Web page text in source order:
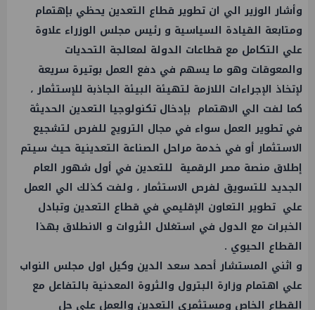
وأشار الوزير الي ان تطوير قطاع التعدين يحظي بإهتمام
ومتابعة القيادة السياسية و رئيس مجلس الوزراء علاوة
علي التكامل مع قطاعات الدولة لمعالجة التحديات
والمعوقات وهو ما يسهم في دفع العمل بوتيرة سريعة
لإتخاذ الإجراءات اللازمة لتهيئة البيئة الجاذبة للإستثمار ،
كما لفت الي الاهتمام بإدخال تكنولوجيا التعدين الحديثة
في تطوير العمل سواء في مجال الترويج للفرص لتشجيع
الاستثمار أو في خدمة مراحل الصناعة التعدينية حيث سيتم
إطلاق منصة مصر الرقمية للتعدين في أول شهور العام
الجديد للتسويق لفرص الاستثمار ، ولفت كذلك الي العمل
علي تطوير التعاون الإقليمي في قطاع التعدين وتبادل
الخبرات مع الدول في استغلال الثروات و الانطلاق بهذا
القطاع الحيوي .
و اثني المستشار أحمد سعد الدين وكيل اول مجلس النواب
علي اهتمام وزارة البترول والثروة المعدنية بالتفاعل مع
القطاع الخاص ومستثمري التعدين والعمل على حل